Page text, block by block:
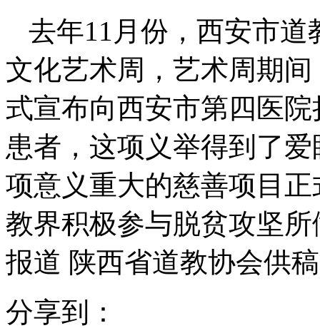
去年11月份，西安市
文化艺术周，艺术周期
式宣布向西安市第四医
患者，这项义举得到了
项意义重大的慈善项目
教界积极参与脱贫攻坚
报道 陕西省道教协会供
分享到：